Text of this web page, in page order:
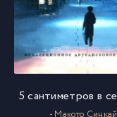
5 сантиметров в